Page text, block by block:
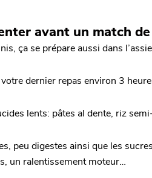
avant un match
ça se prépare aussi dans
votre dernier repas environ 3
lents: pâtes al dente, riz
peu digestes ainsi que les
un ralentissement moteur…